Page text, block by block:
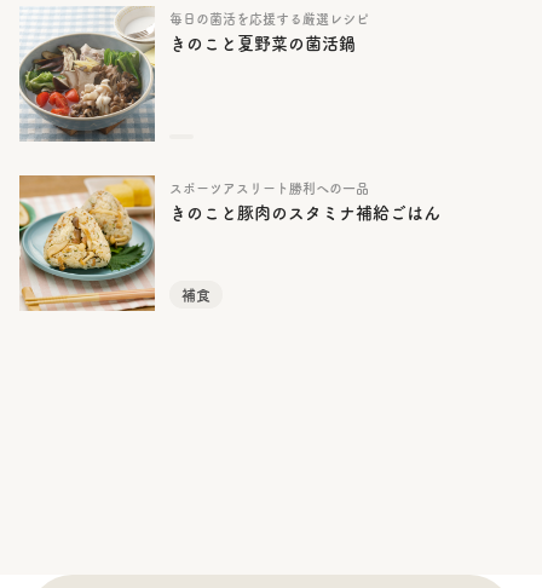
毎日の菌活を応援する厳選レシピ
きのこと夏野菜の菌活鍋
スポーツアスリート勝利への一品
きのこと豚肉のスタミナ補給ごはん
補食